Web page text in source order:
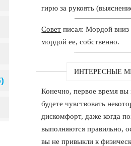
гирю за рукоять
Совет писал: Мордой вниз
мордой ее, собственно.
ИНТЕРЕСНЫЕ
Конечно, первое время вы
будете чувствовать
дискомфорт, даже когда
выполняются правильно,
вы не привыкли к